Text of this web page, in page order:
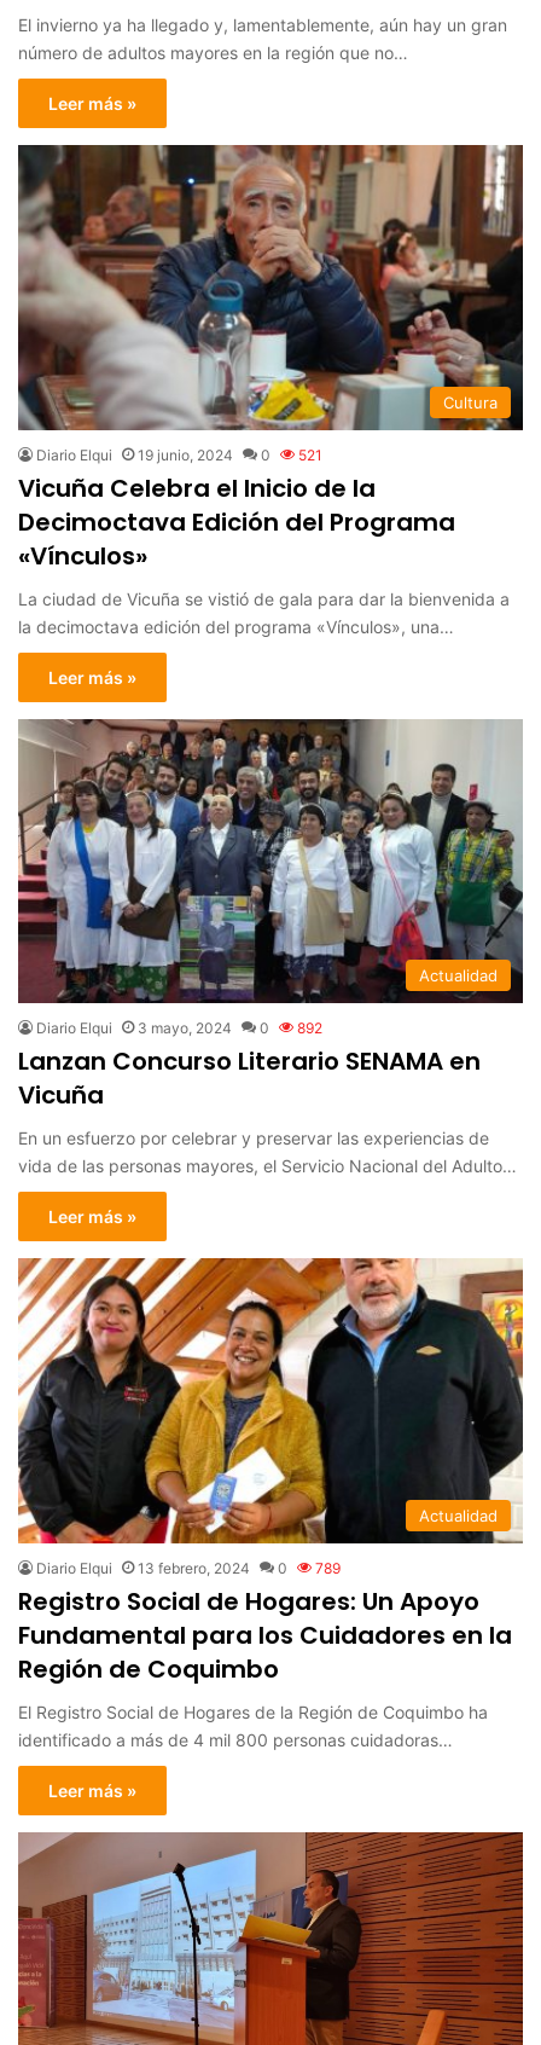
El invierno ya ha llegado y, lamentablemente, aún hay un gran
número de adultos mayores en la región que no…
Leer más »
Cultura
Diario Elqui 19 junio, 2024 0 521
Vicuña Celebra el Inicio de la
Decimoctava Edición del Programa
«Vínculos»
La ciudad de Vicuña se vistió de gala para dar la bienvenida a
la decimoctava edición del programa «Vínculos», una…
Leer más »
Actualidad
Diario Elqui 3 mayo, 2024 0 892
Lanzan Concurso Literario SENAMA en
Vicuña
En un esfuerzo por celebrar y preservar las experiencias de
vida de las personas mayores, el Servicio Nacional del Adulto…
Leer más »
Actualidad
Diario Elqui 13 febrero, 2024 0 789
Registro Social de Hogares: Un Apoyo
Fundamental para los Cuidadores en la
Región de Coquimbo
El Registro Social de Hogares de la Región de Coquimbo ha
identificado a más de 4 mil 800 personas cuidadoras…
Leer más »